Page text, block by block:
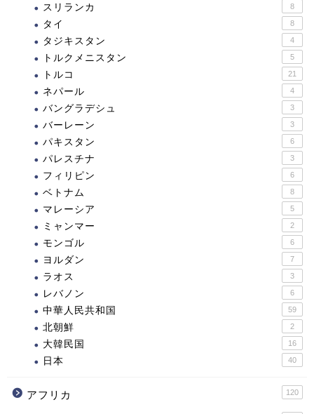
スリランカ 8
タイ 8
タジキスタン 4
トルクメニスタン 5
トルコ 21
ネパール 4
バングラデシュ 3
バーレーン 3
パキスタン 6
パレスチナ 3
フィリピン 6
ベトナム 8
マレーシア 5
ミャンマー 2
モンゴル 6
ヨルダン 7
ラオス 3
レバノン 6
中華人民共和国 59
北朝鮮 2
大韓民国 16
日本 40
アフリカ 120